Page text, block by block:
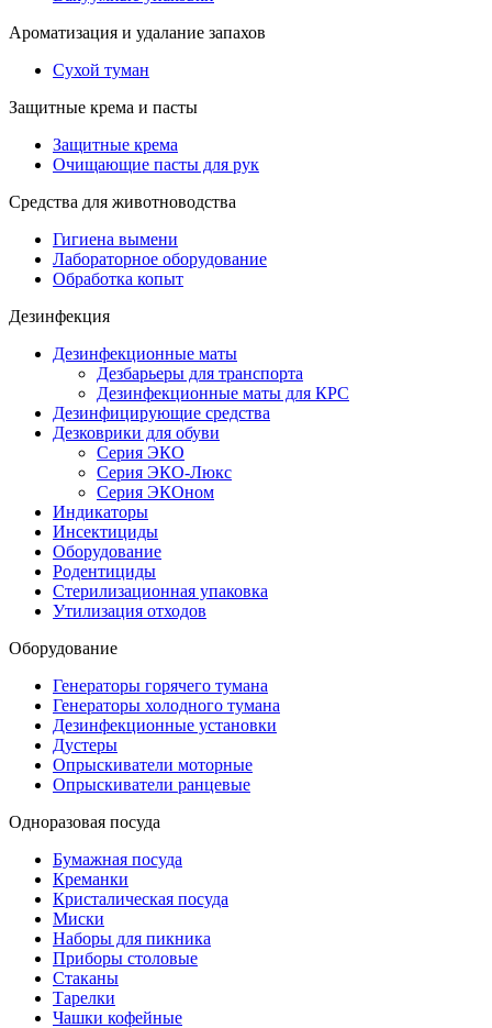
Ароматизация и удалание запахов
Сухой туман
Защитные крема и пасты
Защитные крема
Очищающие пасты для рук
Средства для животноводства
Гигиена вымени
Лабораторное оборудование
Обработка копыт
Дезинфекция
Дезинфекционные маты
Дезбарьеры для транспорта
Дезинфекционные маты для КРС
Дезинфицирующие средства
Дезковрики для обуви
Серия ЭКО
Серия ЭКО-Люкс
Серия ЭКОном
Индикаторы
Инсектициды
Оборудование
Родентициды
Стерилизационная упаковка
Утилизация отходов
Оборудование
Генераторы горячего тумана
Генераторы холодного тумана
Дезинфекционные установки
Дустеры
Опрыскиватели моторные
Опрыскиватели ранцевые
Одноразовая посуда
Бумажная посуда
Креманки
Кристалическая посуда
Миски
Наборы для пикника
Приборы столовые
Стаканы
Тарелки
Чашки кофейные